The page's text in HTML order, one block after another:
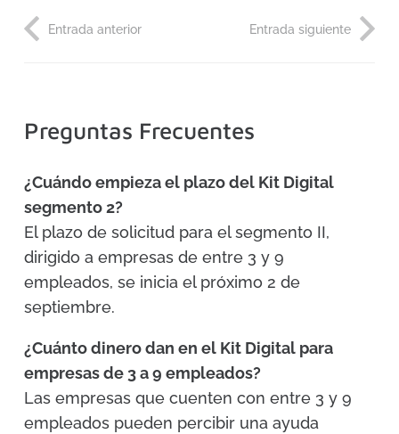
Entrada anterior Entrada siguiente
Preguntas Frecuentes
¿Cuándo empieza el plazo del Kit Digital
segmento 2?
El plazo de solicitud para el segmento II,
dirigido a empresas de entre 3 y 9
empleados, se inicia el próximo 2 de
septiembre.
¿Cuánto dinero dan en el Kit Digital para
empresas de 3 a 9 empleados?
Las empresas que cuenten con entre 3 y 9
empleados pueden percibir una ayuda